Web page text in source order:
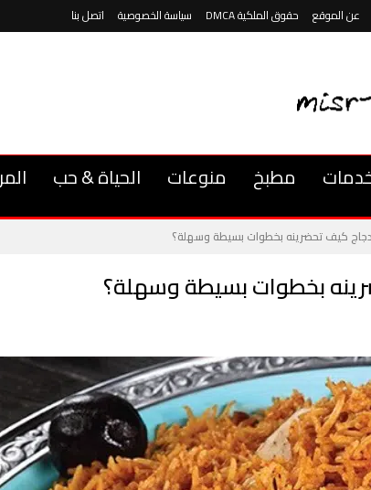
عن الموقع حقوق الملكية DMCA سياسة الخصوصية اتصل بنا
مطبخ منوعات الحياة & حب
كيف تحضرينه بخطوات بسيطة وسهلة؟
بخطوات بسيطة وسهلة؟